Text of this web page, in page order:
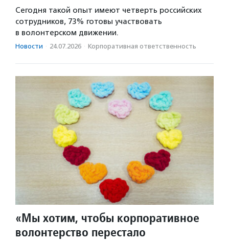
Сегодня такой опыт имеют четверть российских
сотрудников, 73% готовы участвовать
в волонтерском движении.
Новости · 24.07.2026 · Корпоративная ответственность
«Мы хотим, чтобы корпоративное
волонтерство перестало